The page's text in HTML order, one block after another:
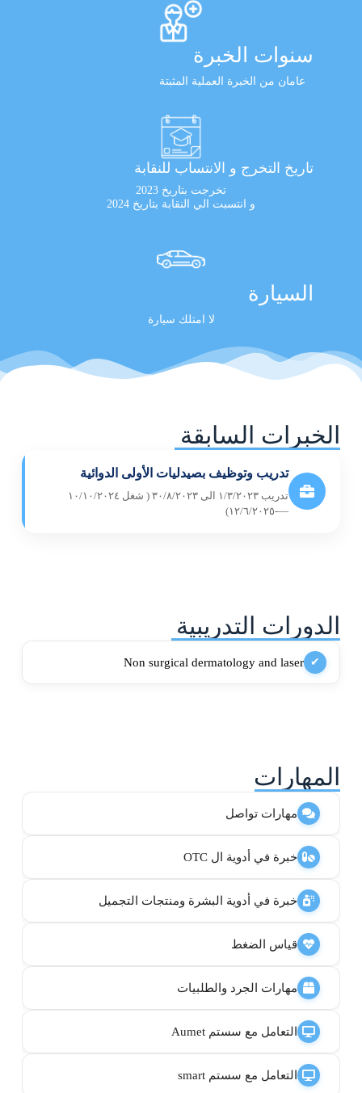
سنوات الخبرة
عامان من الخبرة العملية المثبتة
تاريخ التخرج و الانتساب للنقابة
تخرجت بتاريخ 2023
و انتسبت الي النقابة بتاريخ 2024
السيارة
لا امتلك سيارة
الخبرات السابقة
تدريب وتوظيف بصيدليات الأولى الدوائية
تدريب ١/٣/٢٠٢٣ الى ٣٠/٨/٢٠٢٣ ( شغل ١٠/١٠/٢٠٢٤
—-١٢/٦/٢٠٢٥)
الدورات التدريبية
✔
Non surgical dermatology and laser
المهارات
مهارات تواصل
خبرة في أدوية ال OTC
خبرة في أدوية البشرة ومنتجات التجميل
قياس الضغط
مهارات الجرد والطلبيات
التعامل مع سستم Aumet
التعامل مع سستم smart